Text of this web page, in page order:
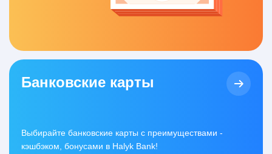
Банковские карты
Выбирайте банковские карты с преимуществами -
кэшбэком, бонусами в Halyk Bank!